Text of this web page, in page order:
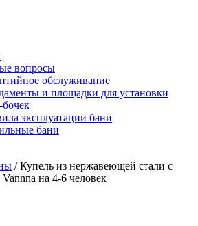
вопросы
обслуживание
и площадки для установки
бочек
эксплуатации бани
бани
/ Купель из нержавеющей стали с
на 4-6 человек